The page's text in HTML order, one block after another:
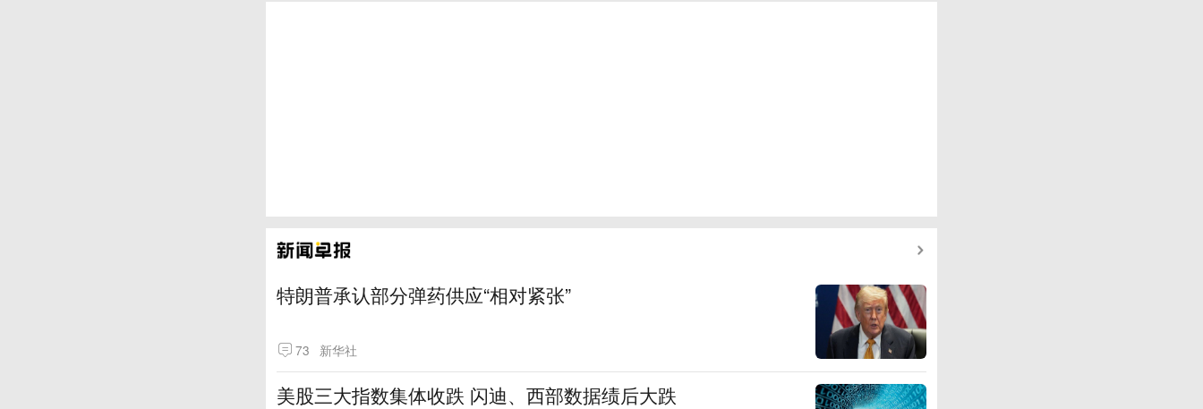
特朗普承认部分弹药供应“相对紧张”
73 新华社
美股三大指数集体收跌 闪迪、西部数据绩后大跌